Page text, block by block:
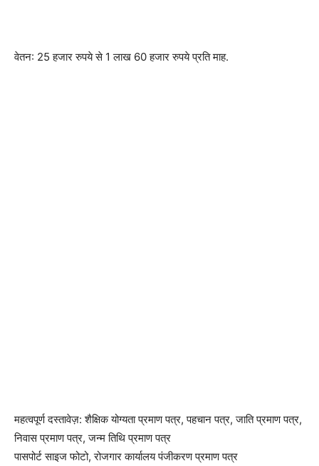
वेतन: 25 हजार रुपये से 1 लाख 60 हजार रुपये प्रति माह.
महत्वपूर्ण दस्तावेज़: शैक्षिक योग्यता प्रमाण पत्र, पहचान पत्र, जाति प्रमाण पत्र,
निवास प्रमाण पत्र, जन्म तिथि प्रमाण पत्र
पासपोर्ट साइज फोटो, रोजगार कार्यालय पंजीकरण प्रमाण पत्र